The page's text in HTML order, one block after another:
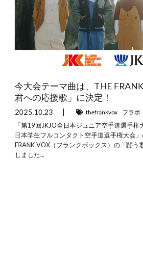
今大会テーマ曲は、THE
君への応援歌」に決定！
2025.10.23 thefrankvox フラボ
「第19回JKJO全日本ジュニア空手道選手
日本学生フルコンタクト空手道選手権大会
FRANK VOX（フランクボックス）の「闘う
しました...